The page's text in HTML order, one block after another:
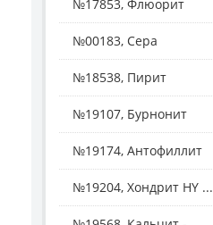
№17853, Флюорит
№00183, Сера
№18538, Пирит
№19107, Бурнонит
№19174, Антофиллит
№19204, Хондрит HY ...